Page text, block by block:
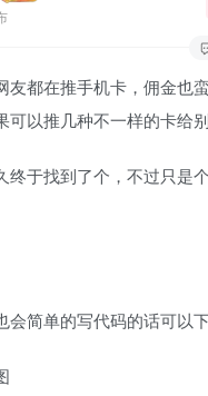
友都在推手机卡，佣金也
可以推几种不一样的卡给
终于找到了个，不过只是
会简单的写代码的话可以